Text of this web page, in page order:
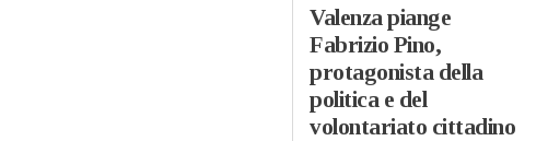
Valenza piange
Fabrizio Pino,
protagonista della
politica e del
volontariato cittadino